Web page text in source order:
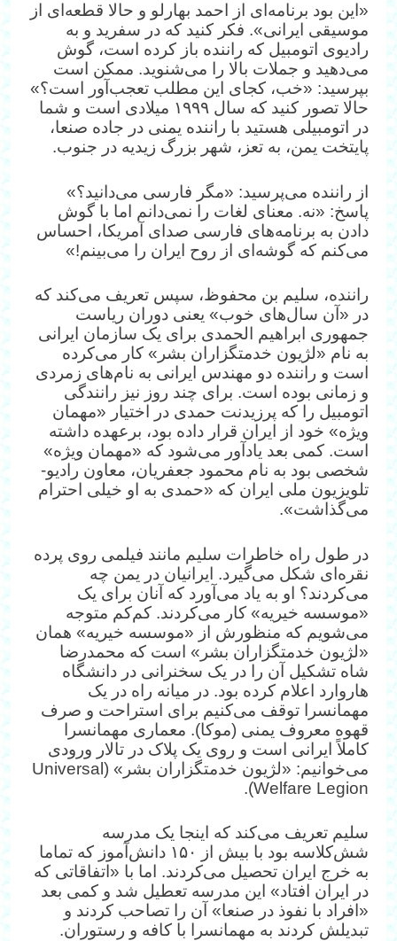
«این بود برنامه‌ای از احمد بهارلو و حالا قطعه‌ای از
موسیقی ایرانی». فکر کنید که در سفرید و به
رادیوی اتومبیل که راننده باز کرده است، گوش
می‌دهید و جملات بالا را می‌شنوید. ممکن است
بپرسید: «خب، کجای این مطلب تعجب‌آور است؟»
حالا تصور کنید که سال ۱۹۹۹ میلادی است و شما
در اتومبیلی هستید با راننده یمنی در جاده صنعا،
پایتخت یمن، به تعز، شهر بزرگ زیدیه در جنوب.
از راننده می‌پرسید: «مگر فارسی می‌دانید؟»
پاسخ: «نه. معنای لغات را نمی‌دانم اما با گوش
دادن به برنامه‌های فارسی صدای آمریکا، احساس
می‌کنم که گوشه‌ای از روح ایران را می‌بینم!»
راننده، سلیم بن محفوظ، سپس تعریف می‌کند که
در «آن سال‌های خوب» یعنی دوران ریاست
جمهوری ابراهیم الحمدی برای یک سازمان ایرانی
به نام «لژیون خدمتگزاران بشر» کار می‌کرده
است و راننده دو مهندس ایرانی به نام‌های زمردی
و زمانی بوده است. برای چند روز نیز رانندگی
اتومبیل را که پرزیدنت حمدی در اختیار «مهمان
ویژه» خود از ایران قرار داده بود، برعهده داشته
است. کمی بعد یادآور می‌شود که «مهمان ویژه»
شخصی بود به نام محمود جعفریان، معاون رادیو-
تلویزیون ملی ایران که «حمدی به او خیلی احترام
می‌گذاشت».
در طول راه خاطرات سلیم مانند فیلمی روی پرده
نقره‌ای شکل می‌گیرد. ایرانیان در یمن چه
می‌کردند؟ او به یاد می‌آورد که آنان برای یک
«موسسه خیریه» کار می‌کردند. کم‌کم متوجه
می‌شویم که منظورش از «موسسه خیریه» همان
«لژیون خدمتگزاران بشر» است که محمدرضا
شاه تشکیل آن را در یک سخنرانی در دانشگاه
هاروارد اعلام کرده بود. در میانه راه در یک
مهمانسرا توقف می‌کنیم برای استراحت و صرف
قهوه معروف یمنی (موکا). معماری مهمانسرا
کاملاً ایرانی است و روی یک پلاک در تالار ورودی
می‌خوانیم: «لژیون خدمتگزاران بشر» (Universal
Welfare Legion).
سلیم تعریف می‌کند که اینجا یک مدرسه
شش‌کلاسه بود با بیش از ۱۵۰ دانش‌آموز که تماما
به خرج ایران تحصیل می‌کردند. اما با «اتفاقاتی که
در ایران افتاد» این مدرسه تعطیل شد و کمی بعد
«افراد با نفوذ در صنعا» آن را تصاحب کردند و
تبدیلش کردند به مهمانسرا با کافه و رستوران.